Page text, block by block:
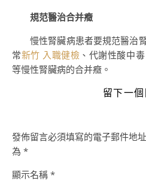
規范醫治合并癥
慢性腎臟病患者要規范醫治
常新竹 入職健檢 、代謝性酸中
等慢性腎臟病的合并癥。
留下一
發佈留言必須填寫的電子郵件地
為 *
顯示名稱 *